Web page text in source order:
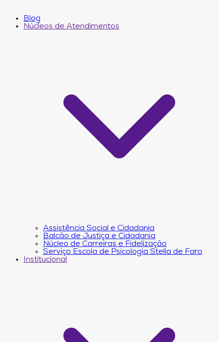
Blog
Núcleos de Atendimentos
Assistência Social e Cidadania
Balcão de Justiça e Cidadania
Núcleo de Carreiras e Fidelização
Serviço Escola de Psicologia Stella de Faro
Institucional